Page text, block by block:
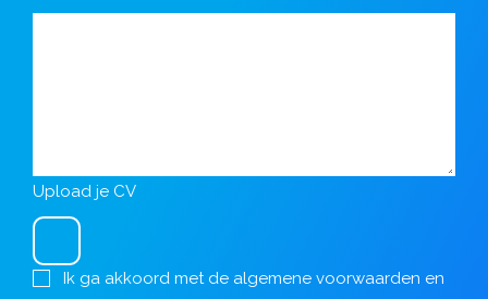
Upload je CV
Ik ga akkoord met de algemene voorwaarden en